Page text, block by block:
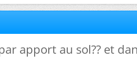
apport au sol?? et